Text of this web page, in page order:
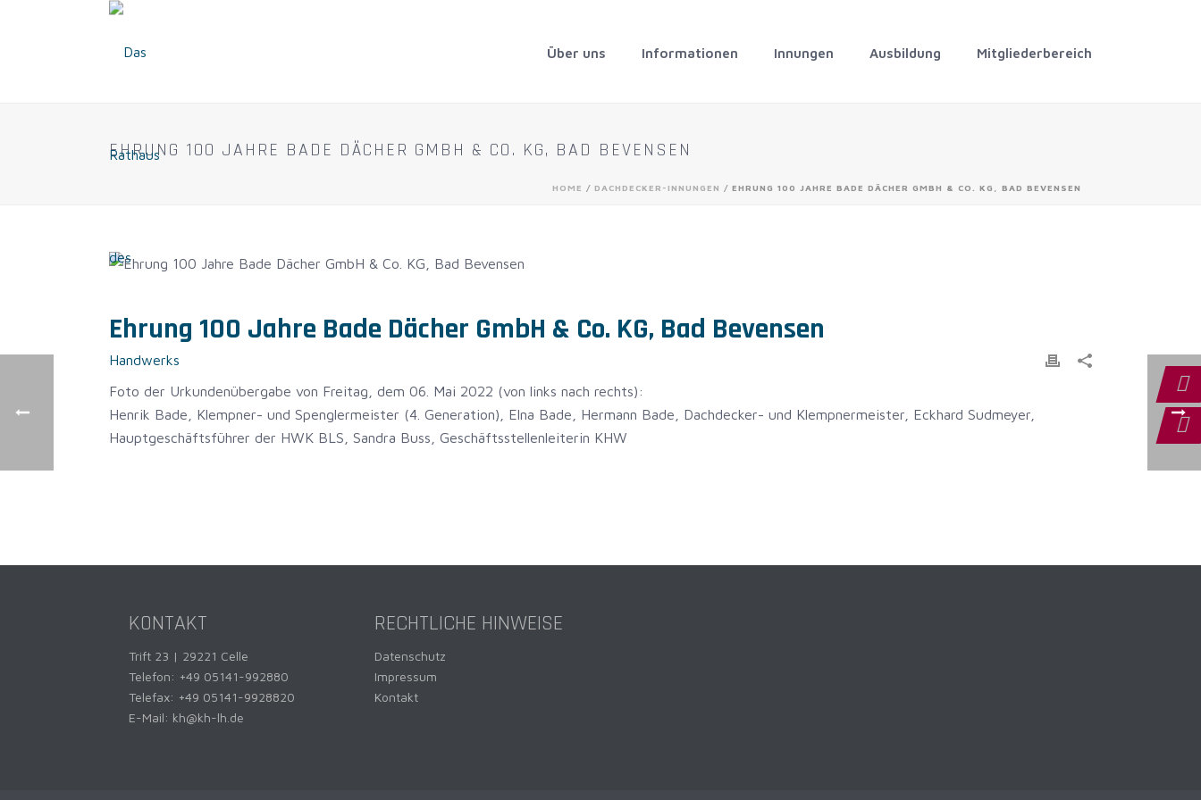
Über uns Informationen Innungen Ausbildung Mitgliederbereich
EHRUNG 100 JAHRE BADE DÄCHER GMBH & CO. KG, BAD BEVENSEN
HOME / DACHDECKER-INNUNGEN / EHRUNG 100 JAHRE BADE DÄCHER GMBH & CO. KG, BAD BEVENSEN
Ehrung 100 Jahre Bade Dächer GmbH & Co. KG, Bad Bevensen
Foto der Urkundenübergabe von Freitag, dem 06. Mai 2022 (von links nach rechts):
Henrik Bade, Klempner- und Spenglermeister (4. Generation), Elna Bade, Hermann Bade, Dachdecker- und Klempnermeister, Eckhard Sudmeyer,
Hauptgeschäftsführer der HWK BLS, Sandra Buss, Geschäftsstellenleiterin KHW
KONTAKT
Trift 23 | 29221 Celle
Telefon: +49 05141-992880
Telefax: +49 05141-9928820
E-Mail: kh@kh-lh.de
RECHTLICHE HINWEISE
Datenschutz
Impressum
Kontakt